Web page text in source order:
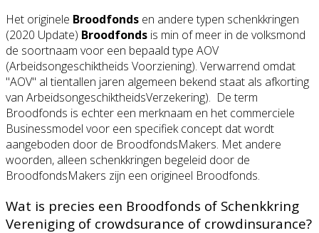
Het originele Broodfonds en andere typen schenkkringen
(2020 Update) Broodfonds is min of meer in de volksmond
de soortnaam voor een bepaald type AOV
(Arbeidsongeschiktheids Voorziening). Verwarrend omdat
"AOV" al tientallen jaren algemeen bekend staat als afkorting
van ArbeidsongeschiktheidsVerzekering). De term
Broodfonds is echter een merknaam en het commerciele
Businessmodel voor een specifiek concept dat wordt
aangeboden door de BroodfondsMakers. Met andere
woorden, alleen schenkkringen begeleid door de
BroodfondsMakers zijn een origineel Broodfonds.
Wat is precies een Broodfonds of Schenkkring
Vereniging of crowdsurance of crowdinsurance?